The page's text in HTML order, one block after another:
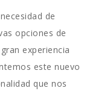
de
opciones de
experiencia
este nuevo
que nos